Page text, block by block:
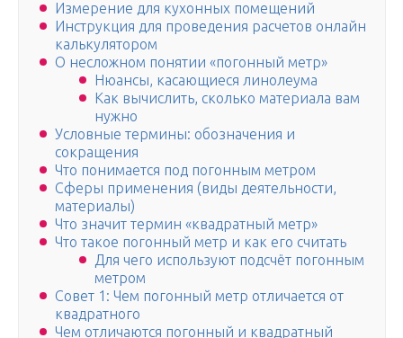
Измерение для кухонных помещений
Инструкция для проведения расчетов онлайн
калькулятором
О несложном понятии «погонный метр»
Нюансы, касающиеся линолеума
Как вычислить, сколько материала вам
нужно
Условные термины: обозначения и
сокращения
Что понимается под погонным метром
Сферы применения (виды деятельности,
материалы)
Что значит термин «квадратный метр»
Что такое погонный метр и как его считать
Для чего используют подсчёт погонным
метром
Совет 1: Чем погонный метр отличается от
квадратного
Чем отличаются погонный и квадратный